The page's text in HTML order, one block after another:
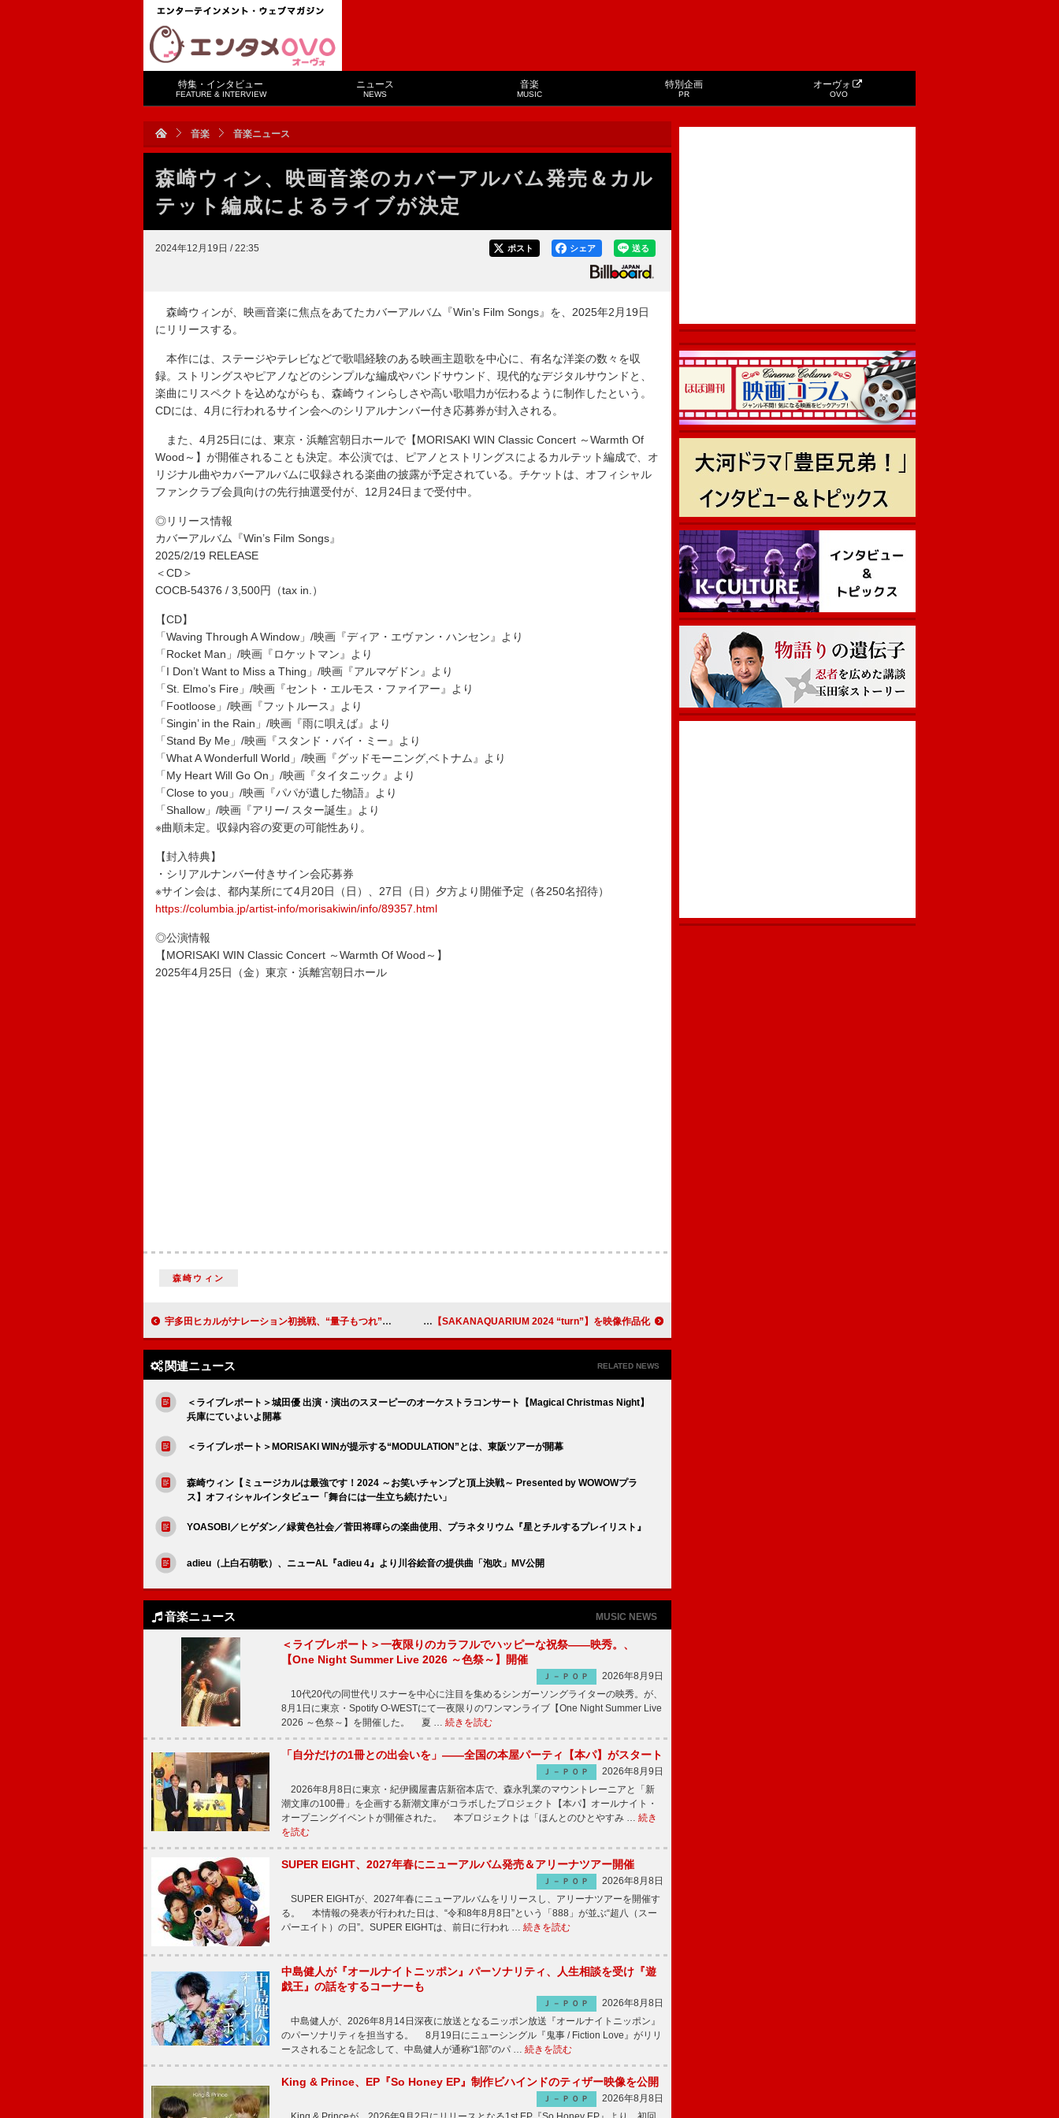
特集・インタビュー
FEATURE & INTERVIEW
ニュース
NEWS
音楽
MUSIC
特別企画
PR
オーヴォ
OVO
音楽 音楽ニュース
森崎ウィン、映画音楽のカバーアルバム発売＆カル
テット編成によるライブが決定
2024年12月19日 / 22:35 送る
シェア
ポスト
森崎ウィンが、映画音楽に焦点をあてたカバーアルバム『Win’s Film Songs』を、2025年2月19日
にリリースする。
本作には、ステージやテレビなどで歌唱経験のある映画主題歌を中心に、有名な洋楽の数々を収
録。ストリングスやピアノなどのシンプルな編成やバンドサウンド、現代的なデジタルサウンドと、
楽曲にリスペクトを込めながらも、森崎ウィンらしさや高い歌唱力が伝わるように制作したという。
CDには、4月に行われるサイン会へのシリアルナンバー付き応募券が封入される。
また、4月25日には、東京・浜離宮朝日ホールで【MORISAKI WIN Classic Concert ～Warmth Of
Wood～】が開催されることも決定。本公演では、ピアノとストリングスによるカルテット編成で、オ
リジナル曲やカバーアルバムに収録される楽曲の披露が予定されている。チケットは、オフィシャル
ファンクラブ会員向けの先行抽選受付が、12月24日まで受付中。
◎リリース情報
カバーアルバム『Win’s Film Songs』
2025/2/19 RELEASE
＜CD＞
COCB-54376 / 3,500円（tax in.）
【CD】
「Waving Through A Window」/映画『ディア・エヴァン・ハンセン』より
「Rocket Man」/映画『ロケットマン』より
「I Don’t Want to Miss a Thing」/映画『アルマゲドン』より
「St. Elmo’s Fire」/映画『セント・エルモス・ファイアー』より
「Footloose」/映画『フットルース』より
「Singin’ in the Rain」/映画『雨に唄えば』より
「Stand By Me」/映画『スタンド・バイ・ミー』より
「What A Wonderfull World」/映画『グッドモーニング,ベトナム』より
「My Heart Will Go On」/映画『タイタニック』より
「Close to you」/映画『パパが遺した物語』より
「Shallow」/映画『アリー/ スター誕生』より
※曲順未定。収録内容の変更の可能性あり。
【封入特典】
・シリアルナンバー付きサイン会応募券
※サイン会は、都内某所にて4月20日（日）、27日（日）夕方より開催予定（各250名招待）
https://columbia.jp/artist-info/morisakiwin/info/89357.html
◎公演情報
【MORISAKI WIN Classic Concert ～Warmth Of Wood～】
2025年4月25日（金）東京・浜離宮朝日ホール
森崎ウィン
宇多田ヒカルがナレーション初挑戦、“量子もつれ”テーマの『NHKスペシャル』 サカナクション、完全復活ライブ【SAKANAQUARIUM 2024 “turn”】を映像作品化
関連ニュース RELATED NEWS
＜ライブレポート＞城田優 出演・演出のスヌーピーのオーケストラコンサート【Magical Christmas Night】
兵庫にていよいよ開幕
＜ライブレポート＞MORISAKI WINが提示する“MODULATION”とは、東阪ツアーが開幕
森崎ウィン【ミュージカルは最強です！2024 ～お笑いチャンプと頂上決戦～ Presented by WOWOWプラ
ス】オフィシャルインタビュー「舞台には一生立ち続けたい」
YOASOBI／ヒゲダン／緑黄色社会／菅田将暉らの楽曲使用、プラネタリウム『星とチルするプレイリスト』
adieu（上白石萌歌）、ニューAL『adieu 4』より川谷絵音の提供曲「泡吹」MV公開
音楽ニュース MUSIC NEWS
＜ライブレポート＞一夜限りのカラフルでハッピーな祝祭――映秀。、
【One Night Summer Live 2026 ～色祭～】開催
Ｊ－ＰＯＰ
2026年8月9日
10代20代の同世代リスナーを中心に注目を集めるシンガーソングライターの映秀。が、
8月1日に東京・Spotify O-WESTにて一夜限りのワンマンライブ【One Night Summer Live
2026 ～色祭～】を開催した。 夏 … 続きを読む
「自分だけの1冊との出会いを」――全国の本屋パーティ【本パ】がスタート
Ｊ－ＰＯＰ
2026年8月9日
2026年8月8日に東京・紀伊國屋書店新宿本店で、森永乳業のマウントレーニアと「新
潮文庫の100冊」を企画する新潮文庫がコラボしたプロジェクト【本パ】オールナイト・
オープニングイベントが開催された。 本プロジェクトは「ほんとのひとやすみ … 続き
を読む
SUPER EIGHT、2027年春にニューアルバム発売＆アリーナツアー開催
Ｊ－ＰＯＰ
2026年8月8日
SUPER EIGHTが、2027年春にニューアルバムをリリースし、アリーナツアーを開催す
る。 本情報の発表が行われた日は、“令和8年8月8日”という「888」が並ぶ“超八（スー
パーエイト）の日”。SUPER EIGHTは、前日に行われ … 続きを読む
中島健人が『オールナイトニッポン』パーソナリティ、人生相談を受け『遊
戯王』の話をするコーナーも
Ｊ－ＰＯＰ
2026年8月8日
中島健人が、2026年8月14日深夜に放送となるニッポン放送『オールナイトニッポン』
のパーソナリティを担当する。 8月19日にニューシングル『鬼事 / Fiction Love』がリリ
ースされることを記念して、中島健人が通称“1部”のパ … 続きを読む
King & Prince、EP『So Honey EP』制作ビハインドのティザー映像を公開
Ｊ－ＰＯＰ
2026年8月8日